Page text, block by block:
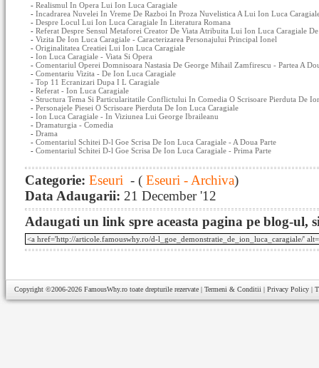
- Realismul In Opera Lui Ion Luca Caragiale
- Incadrarea Nuvelei In Vreme De Razboi In Proza Nuvelistica A Lui Ion Luca
- Despre Locul Lui Ion Luca Caragiale In Literatura Romana
- Referat Despre Sensul Metaforei Creator De Viata Atribuita Lui Ion Luca Caragiale
- Vizita De Ion Luca Caragiale - Caracterizarea Personajului Principal Ionel
- Originalitatea Creatiei Lui Ion Luca Caragiale
- Ion Luca Caragiale - Viata Si Opera
- Comentariul Operei Domnisoara Nastasia De George Mihail Zamfirescu - Partea A
- Comentariu Vizita - De Ion Luca Caragiale
- Top 11 Ecranizari Dupa I L Caragiale
- Referat - Ion Luca Caragiale
- Structura Tema Si Particularitatile Conflictului In Comedia O Scrisoare Pierduta De
- Personajele Piesei O Scrisoare Pierduta De Ion Luca Caragiale
- Ion Luca Caragiale - In Viziunea Lui George Ibraileanu
- Dramaturgia - Comedia
- Drama
- Comentariul Schitei D-l Goe Scrisa De Ion Luca Caragiale - A Doua Parte
- Comentariul Schitei D-l Goe Scrisa De Ion Luca Caragiale - Prima Parte
Categorie: Eseuri - ( Eseuri - Archiva)
Data Adaugarii: 21 December '12
Adaugati un link spre aceasta pagina pe blog-ul,
Copyright ©2006-2026 FamousWhy.ro toate drepturile rezervate | Termeni & Conditii | Privacy Policy |